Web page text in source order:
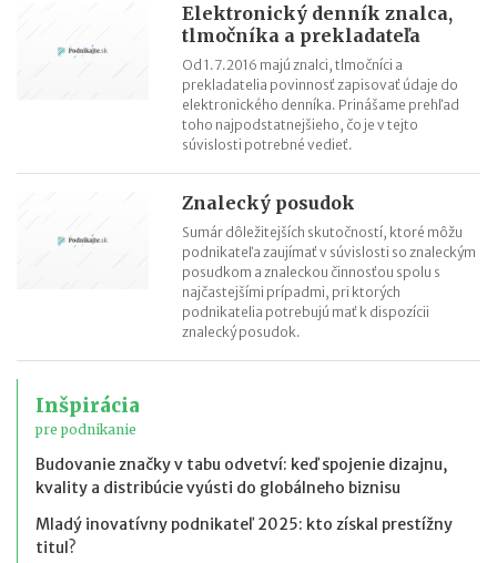
Elektronický denník znalca,
tlmočníka a prekladateľa
Od 1.7.2016 majú znalci, tlmočníci a
prekladatelia povinnosť zapisovať údaje do
elektronického denníka. Prinášame prehľad
toho najpodstatnejšieho, čo je v tejto
súvislosti potrebné vedieť.
Znalecký posudok
Sumár dôležitejších skutočností, ktoré môžu
podnikateľa zaujímať v súvislosti so znaleckým
posudkom a znaleckou činnosťou spolu s
najčastejšími prípadmi, pri ktorých
podnikatelia potrebujú mať k dispozícii
znalecký posudok.
Inšpirácia
pre podnikanie
Budovanie značky v tabu odvetví: keď spojenie dizajnu,
kvality a distribúcie vyústi do globálneho biznisu
Mladý inovatívny podnikateľ 2025: kto získal prestížny
titul?